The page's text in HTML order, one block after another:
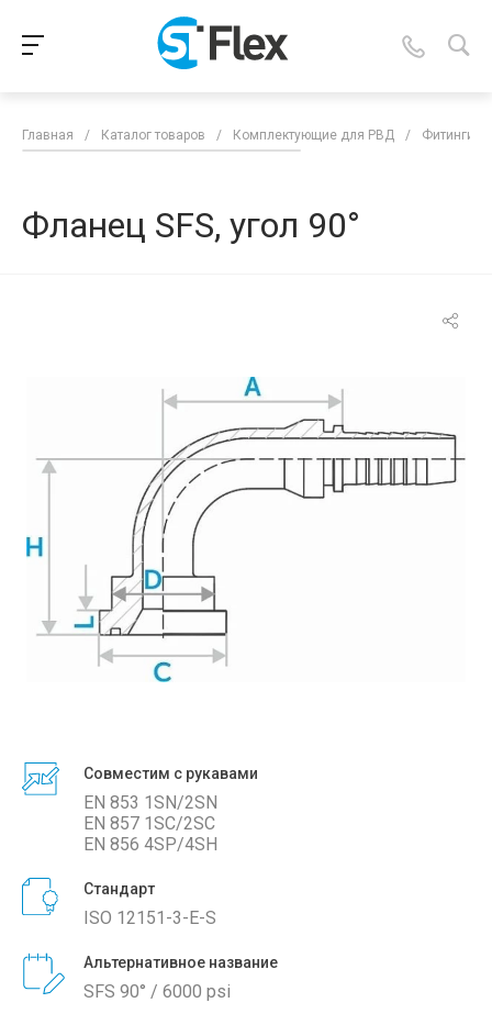
Главная / Каталог товаров / Комплектующие для РВД / Фитинги
Фланец SFS, угол 90°
Совместим с рукавами
EN 853 1SN/2SN
EN 857 1SC/2SС
EN 856 4SP/4SH
Стандарт
ISO 12151-3-E-S
Альтернативное название
SFS 90° / 6000 psi